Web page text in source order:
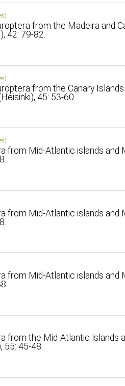
from the Madeira and
42: 79-82.
from the Canary
45: 53-60.
from Mid-Atlantic islands and
from Mid-Atlantic islands and
from Mid-Atlantic islands and
from the Mid-Atlantic lslands
55: 45-48.